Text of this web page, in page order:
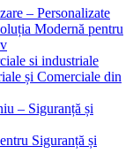
– Personalizate
Modernă pentru
si industriale
și Comerciale din
– Siguranță și
Siguranță și